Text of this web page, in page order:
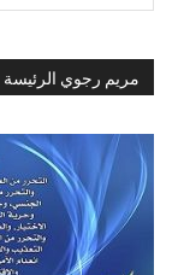
مريم رجوي الرئيسة